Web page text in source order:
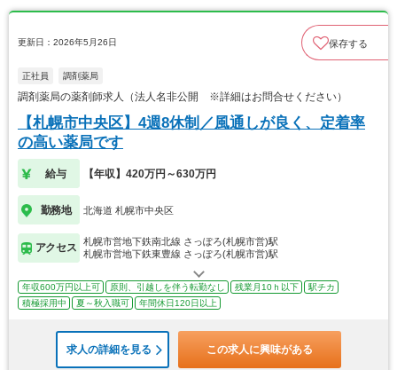
更新日：2026年5月26日 保存する
正社員 調剤薬局
調剤薬局の薬剤師求人（法人名非公開 ※詳細はお問合せください）
【札幌市中央区】4週8休制／風通しが良く、定着率
の高い薬局です
給与 【年収】420万円～630万円
勤務地 北海道 札幌市中央区
アクセス
札幌市営地下鉄南北線 さっぽろ(札幌市営)駅
札幌市営地下鉄東豊線 さっぽろ(札幌市営)駅
年収600万円以上可 原則、引越しを伴う転勤なし 残業月10ｈ以下
駅チカ
積極採用中
夏～秋入職可 年間休日120日以上
求人の詳細を見る この求人に興味がある